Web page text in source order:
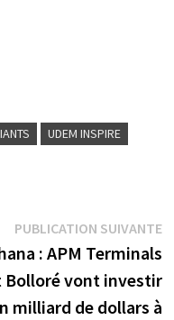
UDEM INSPIRE
:
PUBLICATION SUIVANTE
: APM Terminals
Bolloré vont investir
milliard de dollars à